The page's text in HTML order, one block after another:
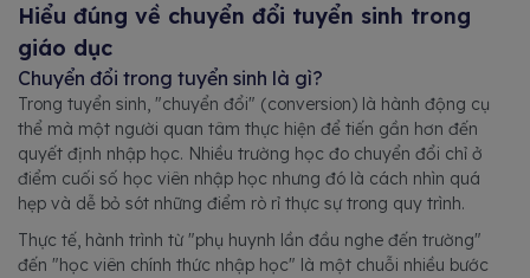
Hiểu đúng về chuyển đổi tuyển sinh trong
giáo dục
Chuyển đổi trong tuyển sinh là gì?
Trong tuyển sinh, "chuyển đổi" (conversion) là hành động cụ
thể mà một người quan tâm thực hiện để tiến gần hơn đến
quyết định nhập học. Nhiều trường học đo chuyển đổi chỉ ở
điểm cuối số học viên nhập học nhưng đó là cách nhìn quá
hẹp và dễ bỏ sót những điểm rò rỉ thực sự trong quy trình.
Thực tế, hành trình từ "phụ huynh lần đầu nghe đến trường"
đến "học viên chính thức nhập học" là một chuỗi nhiều bước